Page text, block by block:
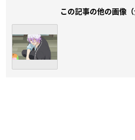
この記事の他の画像（